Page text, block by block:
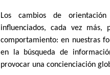
Los cambios de
influenciados, cada vez
comportamiento: en nuestras
en la búsqueda de
provocar una concienciación